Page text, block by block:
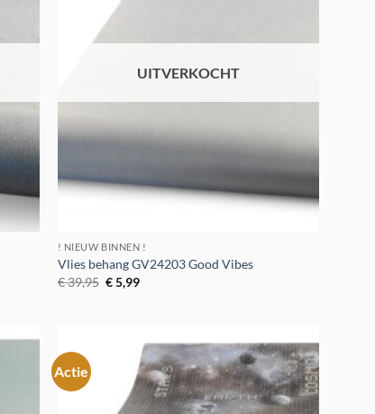
UITVERKOCHT
! NIEUW BINNEN !
Vlies behang GV24203 Good Vibes
€39,95 Oorspronkelijke
prijs
€5,99Huidige
Actie
Toevoegen
aan
verlanglijst